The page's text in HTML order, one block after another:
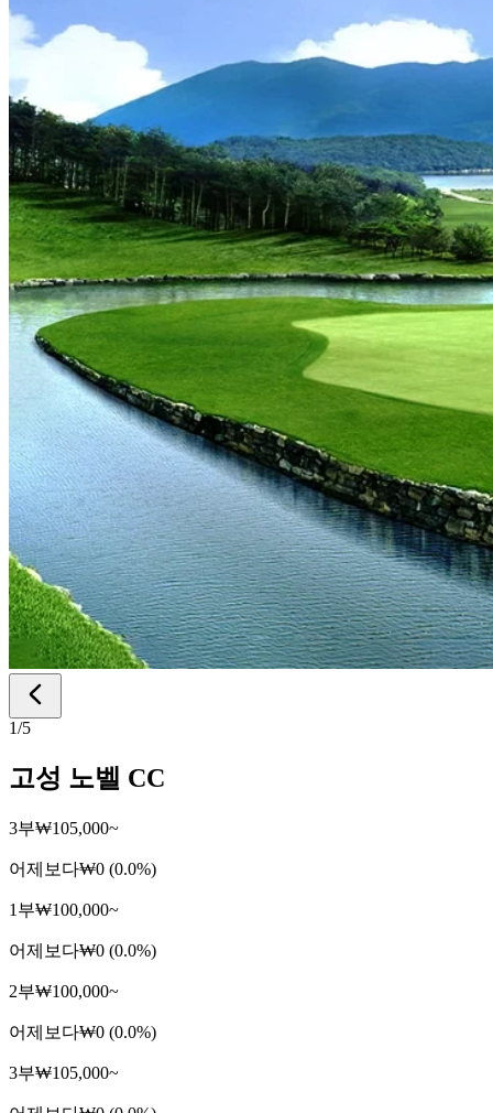
1/5
고성 노벨 CC
3부₩105,000~
어제보다₩0 (0.0%)
1부₩100,000~
어제보다₩0 (0.0%)
2부₩100,000~
어제보다₩0 (0.0%)
3부₩105,000~